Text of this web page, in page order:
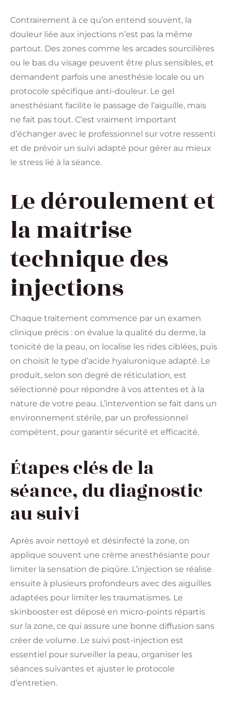
Contrairement à ce qu’on entend souvent, la
douleur liée aux injections n’est pas la même
partout. Des zones comme les arcades sourcilières
ou le bas du visage peuvent être plus sensibles, et
demandent parfois une anesthésie locale ou un
protocole spécifique anti-douleur. Le gel
anesthésiant facilite le passage de l’aiguille, mais
ne fait pas tout. C’est vraiment important
d’échanger avec le professionnel sur votre ressenti
et de prévoir un suivi adapté pour gérer au mieux
le stress lié à la séance.
Le déroulement et
la maîtrise
technique des
injections
Chaque traitement commence par un examen
clinique précis : on évalue la qualité du derme, la
tonicité de la peau, on localise les rides ciblées, puis
on choisit le type d’acide hyaluronique adapté. Le
produit, selon son degré de réticulation, est
sélectionné pour répondre à vos attentes et à la
nature de votre peau. L’intervention se fait dans un
environnement stérile, par un professionnel
compétent, pour garantir sécurité et efficacité.
Étapes clés de la
séance, du diagnostic
au suivi
Après avoir nettoyé et désinfecté la zone, on
applique souvent une crème anesthésiante pour
limiter la sensation de piqûre. L’injection se réalise
ensuite à plusieurs profondeurs avec des aiguilles
adaptées pour limiter les traumatismes. Le
skinbooster est déposé en micro-points répartis
sur la zone, ce qui assure une bonne diffusion sans
créer de volume. Le suivi post-injection est
essentiel pour surveiller la peau, organiser les
séances suivantes et ajuster le protocole
d’entretien.